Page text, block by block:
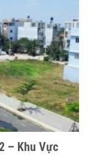
– Khu Vực